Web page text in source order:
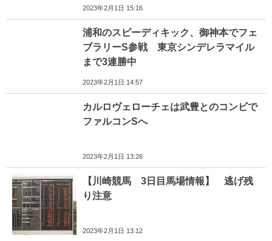
2023年2月1日 15:16
浦和のスピーディキック、御神本でフェ
ブラリーS参戦 東京シンデレラマイル
まで3連勝中
2023年2月1日 14:57
カルロヴェローチェは武豊とのコンビで
ファルコンSへ
2023年2月1日 13:26
【川崎競馬 3日目馬場情報】 逃げ残
り注意
2023年2月1日 13:12